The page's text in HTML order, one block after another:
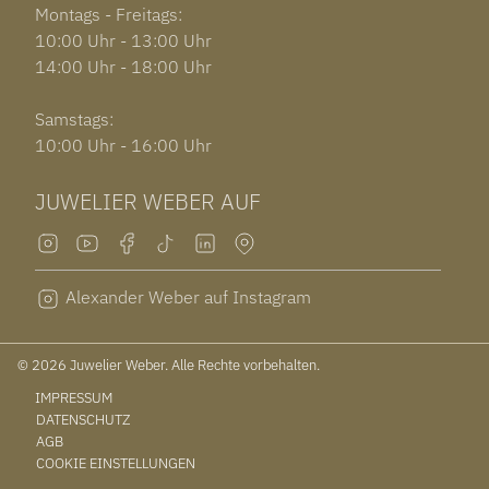
Montags - Freitags:
10:00 Uhr - 13:00 Uhr
14:00 Uhr - 18:00 Uhr
Samstags:
10:00 Uhr - 16:00 Uhr
JUWELIER WEBER AUF
Alexander Weber auf Instagram
© 2026 Juwelier Weber. Alle Rechte vorbehalten.
IMPRESSUM
DATENSCHUTZ
AGB
COOKIE EINSTELLUNGEN